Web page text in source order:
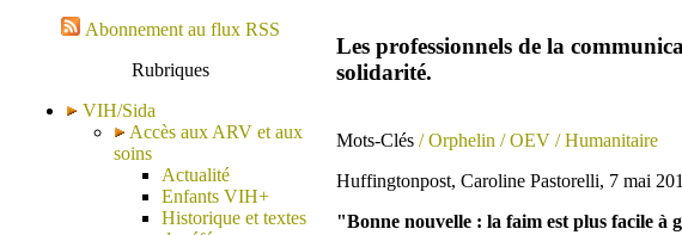
Abonnement au flux RSS
Rubriques
VIH/Sida
Accès aux ARV et aux
soins
Actualité
Enfants VIH+
Historique et textes
Les professionnels de la
solidarité.
Mots-Clés / Orphelin / OEV / Humanitaire
Huffingtonpost, Caroline Pastorelli, 7 mai
"Bonne nouvelle : la faim est plus facile à